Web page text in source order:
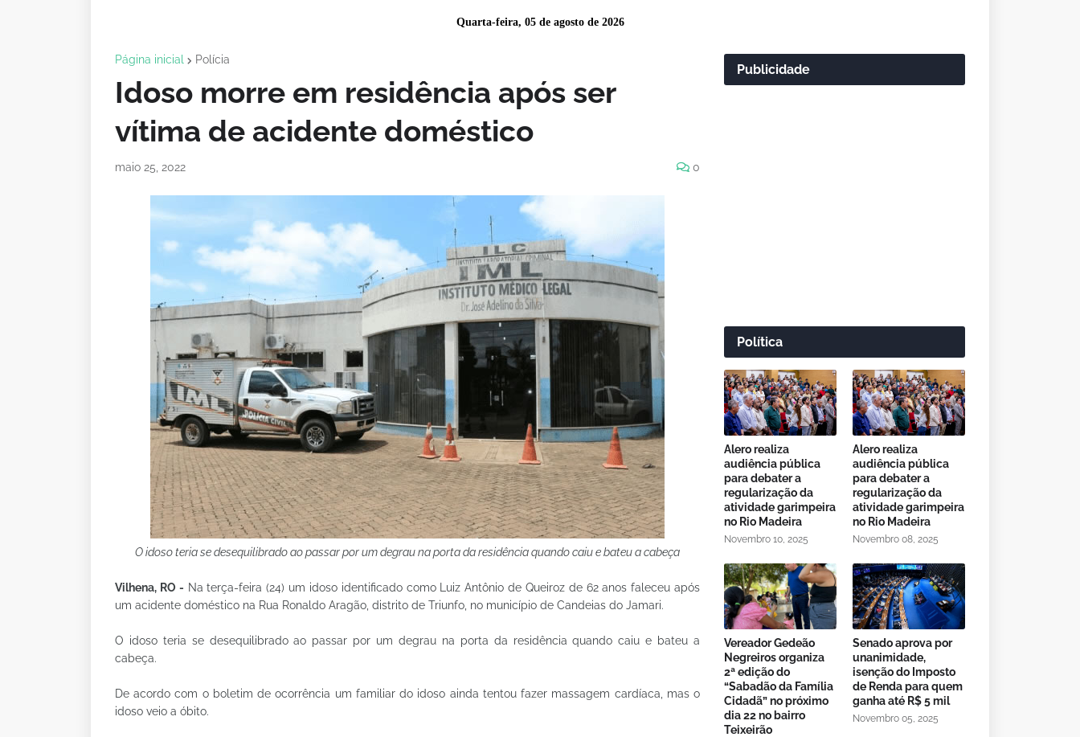
Quarta-feira, 05 de agosto de 2026
Página inicial Polícia
Idoso morre em residência após ser
vítima de acidente doméstico
maio 25, 2022 0
O idoso teria se desequilibrado ao passar por um degrau na porta da residência quando caiu e bateu a cabeça
Vilhena, RO - Na terça-feira (24) um idoso identificado como Luiz Antônio de Queiroz de 62 anos faleceu após
um acidente doméstico na Rua Ronaldo Aragão, distrito de Triunfo, no município de Candeias do Jamari.
O idoso teria se desequilibrado ao passar por um degrau na porta da residência quando caiu e bateu a
cabeça.
De acordo com o boletim de ocorrência um familiar do idoso ainda tentou fazer massagem cardíaca, mas o
idoso veio a óbito.
Publicidade
Política
Alero realiza
audiência pública
para debater a
regularização da
atividade garimpeira
no Rio Madeira
Novembro 10, 2025
Alero realiza
audiência pública
para debater a
regularização da
atividade garimpeira
no Rio Madeira
Novembro 08, 2025
Vereador Gedeão
Negreiros organiza
2ª edição do
“Sabadão da Família
Cidadã” no próximo
dia 22 no bairro
Teixeirão
Senado aprova por
unanimidade,
isenção do Imposto
de Renda para quem
ganha até R$ 5 mil
Novembro 05, 2025